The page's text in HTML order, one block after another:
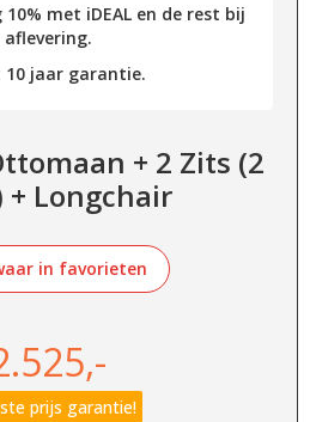
met iDEAL en de rest bij
aflevering.
10 jaar garantie.
+ 2 Zits (2
+ Longchair
in favorieten
prijs garantie!